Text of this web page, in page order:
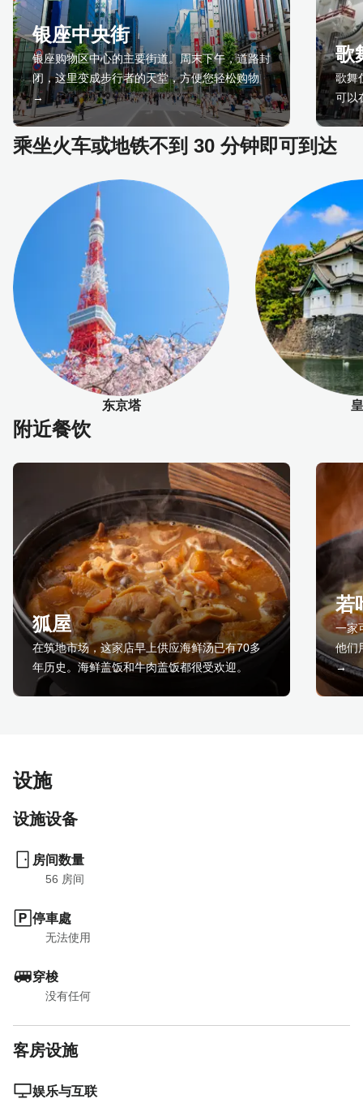
银座中央街
银座购物区中心的主要街道。周末下午，道路封
闭，这里变成步行者的天堂，方便您轻松购物
→
歌
歌舞
可以
乘坐火车或地铁不到 30 分钟即可到达
东京塔
附近餐饮
狐屋
在筑地市场，这家店早上供应海鲜汤已有70多
年历史。海鲜盖饭和牛肉盖饭都很受欢迎。
若
一家
他们
→
设施
设施设备
房间数量
56 房间
停車處
无法使用
穿梭
没有任何
客房设施
娱乐与互联